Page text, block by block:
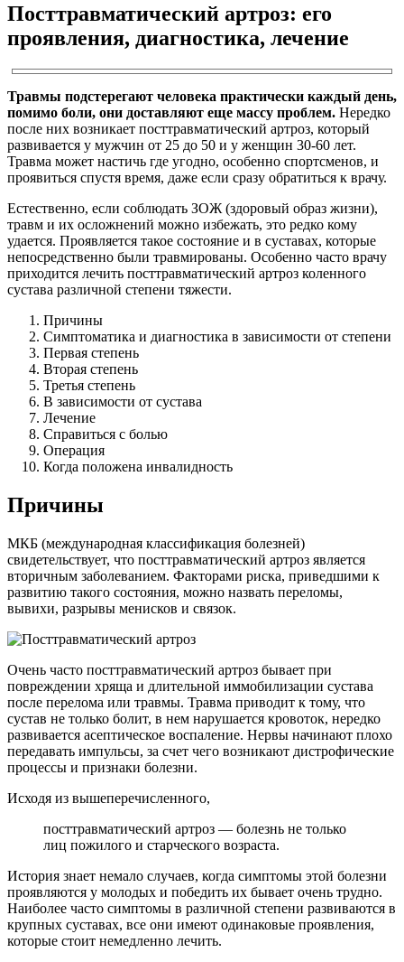
Посттравматический артроз: его
проявления, диагностика, лечение
Травмы подстерегают человека практически каждый день,
помимо боли, они доставляют еще массу проблем. Нередко
после них возникает посттравматический артроз, который
развивается у мужчин от 25 до 50 и у женщин 30-60 лет.
Травма может настичь где угодно, особенно спортсменов, и
проявиться спустя время, даже если сразу обратиться к врачу.
Естественно, если соблюдать ЗОЖ (здоровый образ жизни),
травм и их осложнений можно избежать, это редко кому
удается. Проявляется такое состояние и в суставах, которые
непосредственно были травмированы. Особенно часто врачу
приходится лечить посттравматический артроз коленного
сустава различной степени тяжести.
Причины
Симптоматика и диагностика в зависимости от степени
Первая степень
Вторая степень
Третья степень
В зависимости от сустава
Лечение
Справиться с болью
Операция
Когда положена инвалидность
Причины
МКБ (международная классификация болезней)
свидетельствует, что посттравматический артроз является
вторичным заболеванием. Факторами риска, приведшими к
развитию такого состояния, можно назвать переломы,
вывихи, разрывы менисков и связок.
Очень часто посттравматический артроз бывает при
повреждении хряща и длительной иммобилизации сустава
после перелома или травмы. Травма приводит к тому, что
сустав не только болит, в нем нарушается кровоток, нередко
развивается асептическое воспаление. Нервы начинают плохо
передавать импульсы, за счет чего возникают дистрофические
процессы и признаки болезни.
Исходя из вышеперечисленного,
посттравматический артроз — болезнь не только
лиц пожилого и старческого возраста.
История знает немало случаев, когда симптомы этой болезни
проявляются у молодых и победить их бывает очень трудно.
Наиболее часто симптомы в различной степени развиваются в
крупных суставах, все они имеют одинаковые проявления,
которые стоит немедленно лечить.